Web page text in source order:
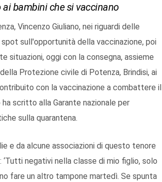
bambini che si vaccinano
Vincenzo Giuliano, nei riguardi delle
sull'opportunità della vaccinazione, poi
situazioni, oggi con la consegna, assieme
Protezione civile di Potenza, Brindisi, ai
con la vaccinazione a combattere il
ha scritto alla Garante nazionale per
sulla quarantena.
e da alcune associazioni di questo tenore
negativi nella classe di mio figlio, solo
fare un altro tampone martedì. Se spunta